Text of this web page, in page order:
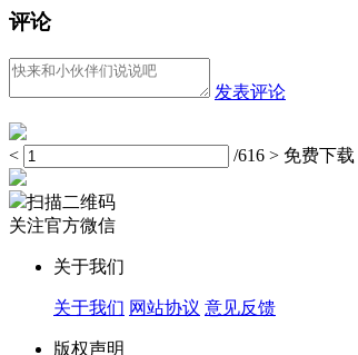
评论
发表评论
< /616 > 免费下载
扫描二维码
关注官方微信
关于我们
关于我们 网站协议 意见反馈
版权声明